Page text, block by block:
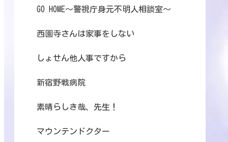
GO HOME～警視庁身元不明人相談室～
西園寺さんは家事をしない
しょせん他人事ですから
新宿野戦病院
素晴らしき哉、先生！
マウンテンドクター